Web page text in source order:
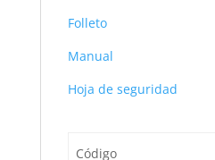
Folleto
Manual
Hoja de seguridad
Código